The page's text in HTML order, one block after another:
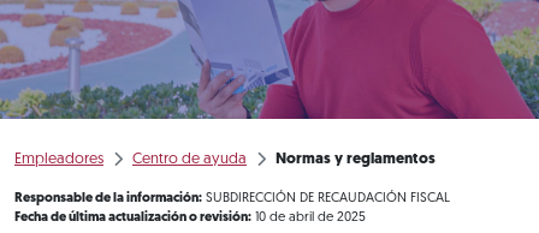
Empleadores Centro de ayuda Normas y reglamentos
Responsable de la información: SUBDIRECCIÓN DE RECAUDACIÓN FISCAL
Fecha de última actualización o revisión: 10 de abril de 2025